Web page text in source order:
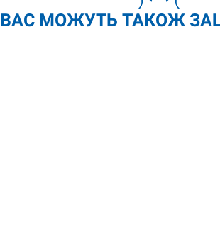
ВАС МОЖУТЬ ТАКОЖ